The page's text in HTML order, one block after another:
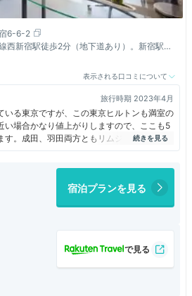
6-6-2
西新宿駅徒歩2分（地下道あり）。新宿駅徒
表示される口コミについて
旅行時期 2023年4月
いる東京ですが、この東京ヒルトンも満室の
い場合かなり値上がりしますので、ここも5
。成田、羽田両方ともリムジンバスが直通
し、ルームサービスも24時間なのが実にい
宿泊プランを見る